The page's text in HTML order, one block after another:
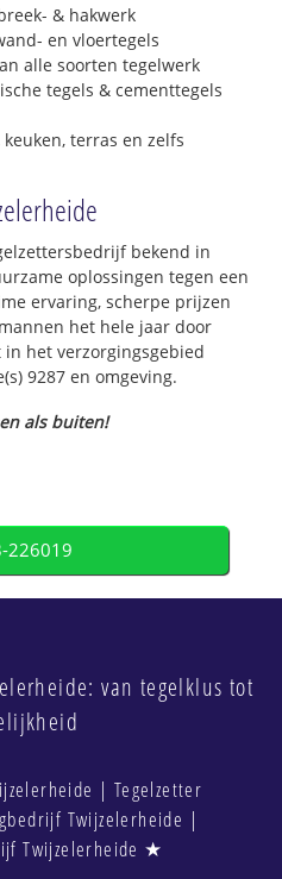
& hakwerk
en vloertegels
alle soorten tegelwerk
tegels & cementtegels
terras en zelfs
bekend in
oplossingen tegen een
ervaring, scherpe prijzen
het hele jaar door
het verzorgingsgebied
9287 en omgeving.
als buiten!
226019
van tegelklus tot
| Tegelzetter
Twijzelerheide |
Twijzelerheide ★